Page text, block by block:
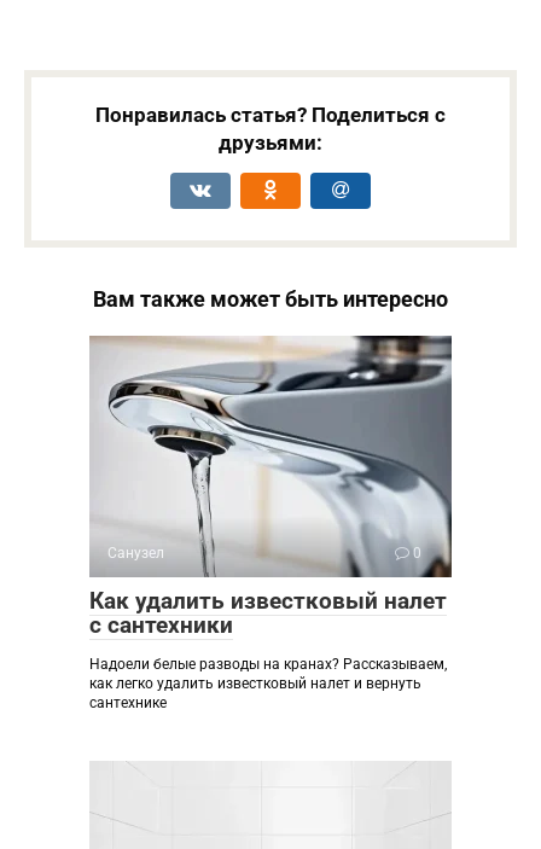
Понравилась статья? Поделиться с
друзьями:
Вам также может быть интересно
Санузел 0
Как удалить известковый налет
с сантехники
Надоели белые разводы на кранах? Рассказываем,
как легко удалить известковый налет и вернуть
сантехнике